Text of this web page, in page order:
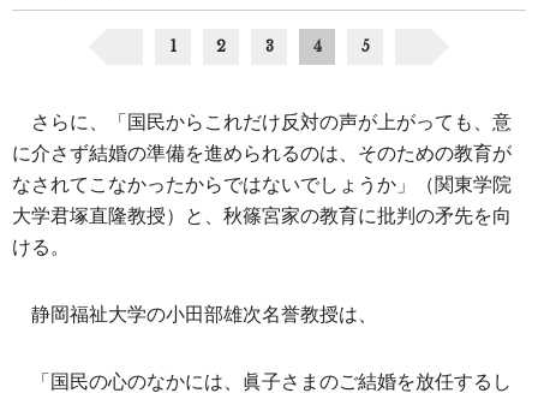
1 2 3 4 5
さらに、「国民からこれだけ反対の声が上がっても、意
に介さず結婚の準備を進められるのは、そのための教育が
なされてこなかったからではないでしょうか」（関東学院
大学君塚直隆教授）と、秋篠宮家の教育に批判の矛先を向
ける。
静岡福祉大学の小田部雄次名誉教授は、
「国民の心のなかには、眞子さまのご結婚を放任するし